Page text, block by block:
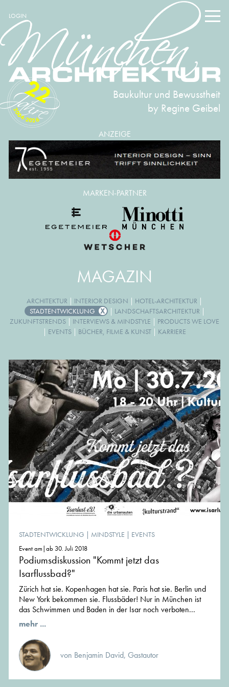
LOGIN
Baukultur und Bewusstheit
by Regine Geibel
2004-2026
22
ANZEIGE
MAGAZIN
ARCHITEKTUR | INTERIOR DESIGN | HOTEL-ARCHITEKTUR |
STADTENTWICKLUNG
| LANDSCHAFTSARCHITEKTUR |
ZUKUNFTSTRENDS | INTERVIEWS & MINDSTYLE | PRODUCTS WE LOVE
| EVENTS | BÜCHER, FILME & KUNST | KARRIERE
STADTENTWICKLUNG | MINDSTYLE | EVENTS
Event am|ab 30. Juli 2018
Podiumsdiskussion "Kommt jetzt das
Isarflussbad?"
Zürich hat sie. Kopenhagen hat sie. Paris hat sie. Berlin und
New York bekommen sie. Flussbäder! Nur in München ist
das Schwimmen und Baden in der Isar noch verboten...
mehr ...
von Benjamin David, Gastautor